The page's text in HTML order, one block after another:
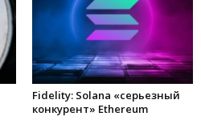
Fidelity: Solana «серьезный
конкурент» Ethereum